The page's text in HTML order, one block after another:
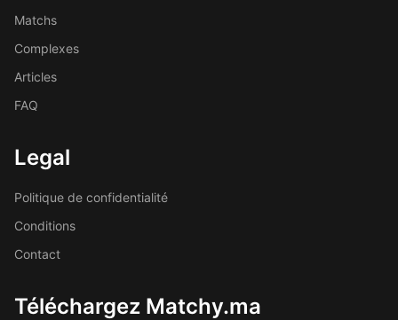
Matchs
Complexes
Articles
FAQ
Legal
Politique de confidentialité
Conditions
Contact
Téléchargez Matchy.ma